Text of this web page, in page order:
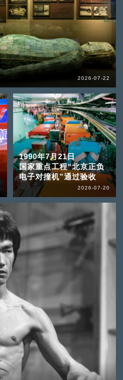
2026-07-22
1990年7月21日
国家重点工程“北京正负
电子对撞机”通过验收
2026-07-20